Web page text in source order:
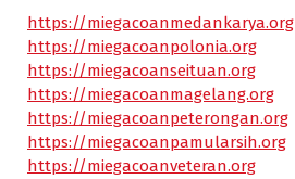
https://miegacoanmedankarya.org
https://miegacoanpolonia.org
https://miegacoanseituan.org
https://miegacoanmagelang.org
https://miegacoanpeterongan.org
https://miegacoanpamularsih.org
https://miegacoanveteran.org